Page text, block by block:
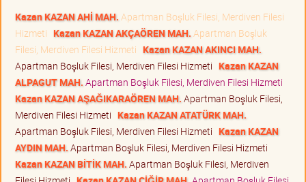
Kazan KAZAN AHİ MAH. Apartman Boşluk Filesi, Merdiven Filesi
Hizmeti Kazan KAZAN AKÇAÖREN MAH. Apartman Boşluk
Filesi, Merdiven Filesi Hizmeti Kazan KAZAN AKINCI MAH.
Apartman Boşluk Filesi, Merdiven Filesi Hizmeti Kazan KAZAN
ALPAGUT MAH. Apartman Boşluk Filesi, Merdiven Filesi Hizmeti
Kazan KAZAN AŞAĞIKARAÖREN MAH. Apartman Boşluk Filesi,
Merdiven Filesi Hizmeti Kazan KAZAN ATATÜRK MAH.
Apartman Boşluk Filesi, Merdiven Filesi Hizmeti Kazan KAZAN
AYDIN MAH. Apartman Boşluk Filesi, Merdiven Filesi Hizmeti
Kazan KAZAN BİTİK MAH. Apartman Boşluk Filesi, Merdiven